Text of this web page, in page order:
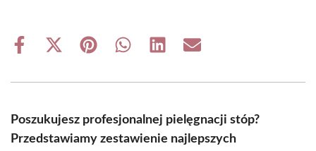
Share
Share
(Twitter)
Share Share Share Share
Poszukujesz profesjonalnej pielęgnacji stóp?
Przedstawiamy zestawienie najlepszych